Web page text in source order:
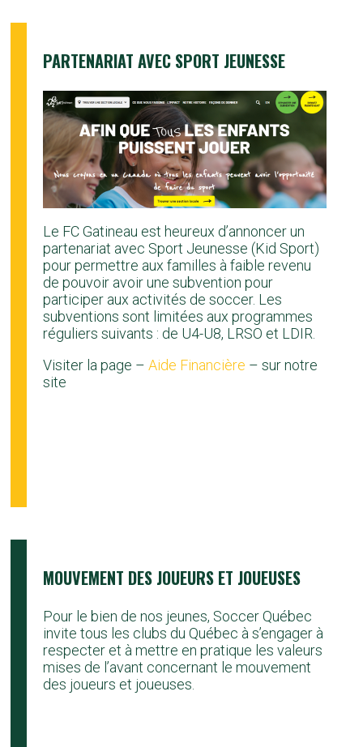
PARTENARIAT AVEC SPORT JEUNESSE
Le FC Gatineau est heureux d’annoncer un
partenariat avec Sport Jeunesse (Kid Sport)
pour permettre aux familles à faible revenu
de pouvoir avoir une subvention pour
participer aux activités de soccer. Les
subventions sont limitées aux programmes
réguliers suivants : de U4-U8, LRSO et LDIR.
Visiter la page –Aide Financière – sur notre
site
MOUVEMENT DES JOUEURS ET JOUEUSES
Pour le bien de nos jeunes, Soccer Québec
invite tous les clubs du Québec à s’engager à
respecter et à mettre en pratique les valeurs
mises de l’avant concernant le mouvement
des joueurs et joueuses.